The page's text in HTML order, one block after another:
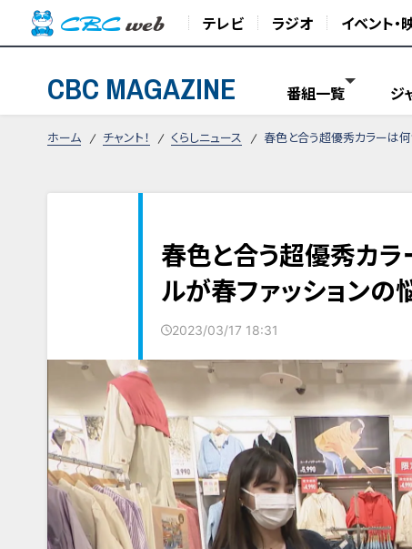
テレビ ラジオ イベント・
CBC MAGAZINE 番組一覧 ジ
ホーム チャント！ くらしニュース 春色と合う超優秀カラーは
春色と合う超優秀カ
ルが春ファッションの
2023/03/17 18:31